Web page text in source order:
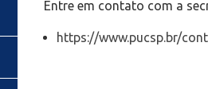
Entre em contato com a
https://www.pucsp.br/